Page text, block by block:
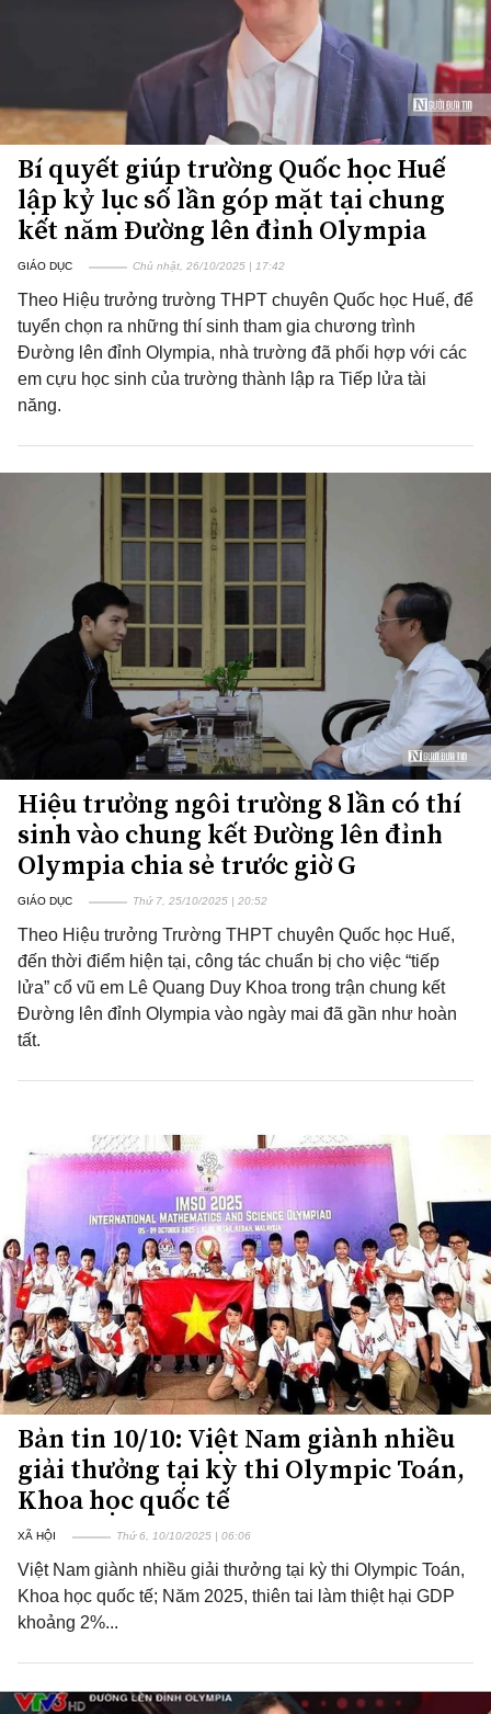
Bí quyết giúp trường Quốc học Huế
lập kỷ lục số lần góp mặt tại chung
kết năm Đường lên đỉnh Olympia
GIÁO DỤC Chủ nhật, 26/10/2025 | 17:42
Theo Hiệu trưởng trường THPT chuyên Quốc học Huế, để
tuyển chọn ra những thí sinh tham gia chương trình
Đường lên đỉnh Olympia, nhà trường đã phối hợp với các
em cựu học sinh của trường thành lập ra Tiếp lửa tài
năng.
Hiệu trưởng ngôi trường 8 lần có thí
sinh vào chung kết Đường lên đỉnh
Olympia chia sẻ trước giờ G
GIÁO DỤC Thứ 7, 25/10/2025 | 20:52
Theo Hiệu trưởng Trường THPT chuyên Quốc học Huế,
đến thời điểm hiện tại, công tác chuẩn bị cho việc “tiếp
lửa” cổ vũ em Lê Quang Duy Khoa trong trận chung kết
Đường lên đỉnh Olympia vào ngày mai đã gần như hoàn
tất.
Bản tin 10/10: Việt Nam giành nhiều
giải thưởng tại kỳ thi Olympic Toán,
Khoa học quốc tế
XÃ HỘI Thứ 6, 10/10/2025 | 06:06
Việt Nam giành nhiều giải thưởng tại kỳ thi Olympic Toán,
Khoa học quốc tế; Năm 2025, thiên tai làm thiệt hại GDP
khoảng 2%...